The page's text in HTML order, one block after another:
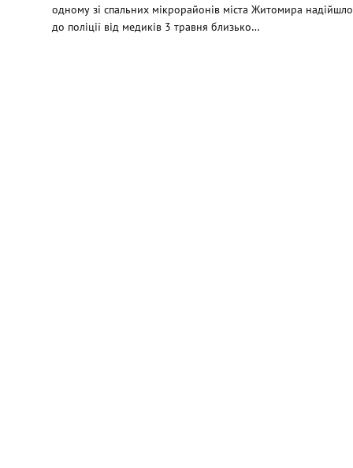
одному зі спальних мікрорайонів міста Житомира надійшло
до поліції від медиків 3 травня близько…